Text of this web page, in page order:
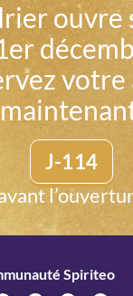
ouvre
votre
J-114
Spiriteo